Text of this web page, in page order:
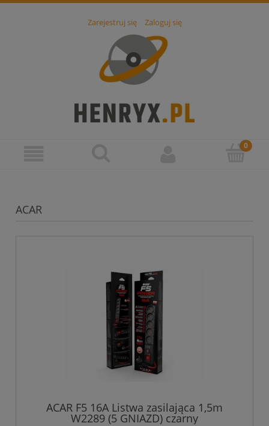
Zarejestruj się Zaloguj się
ACAR
ACAR F5 16A Listwa zasilająca 1,5m
W2289 (5 GNIAZD) czarny